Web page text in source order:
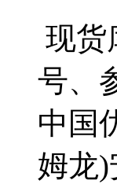
现货
号、
中国
姆龙)